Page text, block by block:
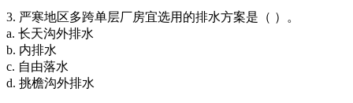
3. 严寒地区多跨单层厂房宜选用的排水方案是（ ）。
a. 长天沟外排水
b. 内排水
c. 自由落水
d. 挑檐沟外排水